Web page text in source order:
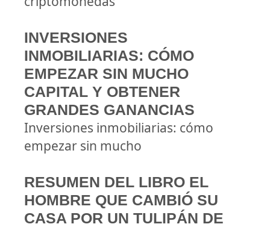
INVERSIONES
INMOBILIARIAS: CÓMO
EMPEZAR SIN MUCHO
CAPITAL Y OBTENER
GRANDES GANANCIAS
Inversiones inmobiliarias: cómo
empezar sin mucho
RESUMEN DEL LIBRO EL
HOMBRE QUE CAMBIÓ SU
CASA POR UN TULIPÁN DE